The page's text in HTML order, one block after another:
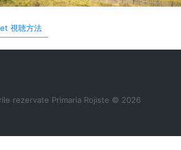
視聴方法
rezervate Primaria Rojiste © 2026